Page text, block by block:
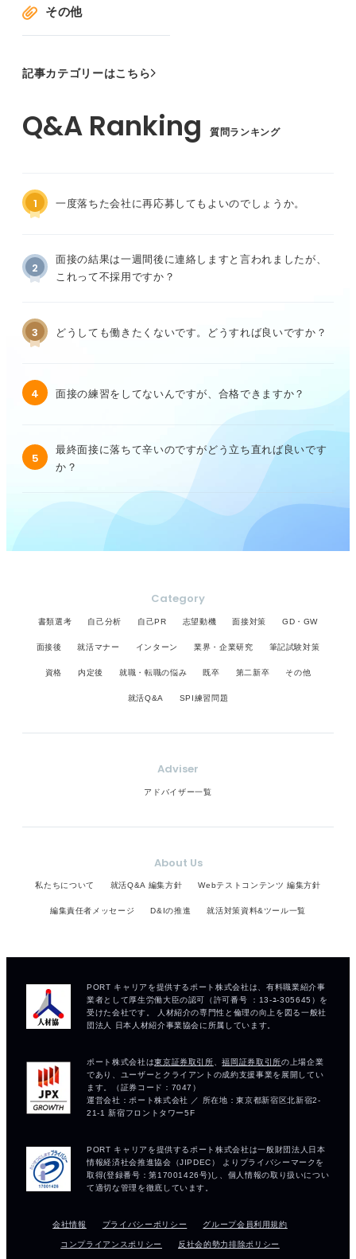
その他
記事カテゴリーはこちら
質問ランキング
1 一度落ちた会社に再応募してもよいのでしょうか。
2
面接の結果は一週間後に連絡しますと言われましたが、
これって不採用ですか？
3 どうしても働きたくないです。どうすれば良いですか？
4 面接の練習をしてないんですが、合格できますか？
5
最終面接に落ちて辛いのですがどう立ち直れば良いです
か？
Category
書類選考 自己分析 自己PR 志望動機 面接対策 GD・GW
面接後 就活マナー インターン 業界・企業研究 筆記試験対策
資格 内定後 就職・転職の悩み 既卒 第二新卒 その他
就活Q&A SPI練習問題
Adviser
アドバイザー一覧
About Us
私たちについて 就活Q&A 編集方針 Webテストコンテンツ 編集方針
編集責任者メッセージ D&Iの推進 就活対策資料&ツール一覧
会社情報 プライバシーポリシー グループ会員利用規約
コンプライアンスポリシー 反社会的勢力排除ポリシー